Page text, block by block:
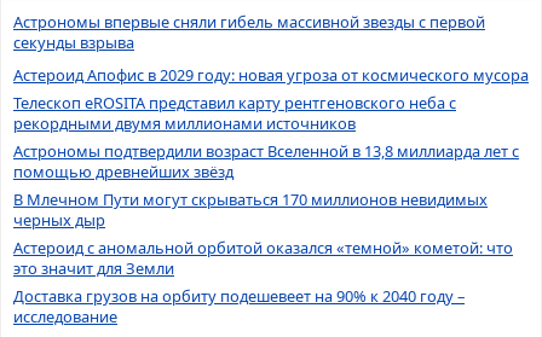
Астрономы впервые сняли гибель массивной звезды с первой
секунды взрыва
Астероид Апофис в 2029 году: новая угроза от космического мусора
Телескоп eROSITA представил карту рентгеновского неба с
рекордными двумя миллионами источников
Астрономы подтвердили возраст Вселенной в 13,8 миллиарда лет с
помощью древнейших звёзд
В Млечном Пути могут скрываться 170 миллионов невидимых
черных дыр
Астероид с аномальной орбитой оказался «темной» кометой: что
это значит для Земли
Доставка грузов на орбиту подешевеет на 90% к 2040 году –
исследование